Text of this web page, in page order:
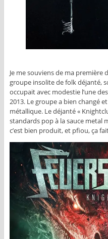
Je me souviens de ma première
groupe insolite de folk déjanté,
occupait avec modestie l’une
2013. Le groupe a bien changé
métallique. Le déjanté «
standards pop à la sauce metal
c’est bien produit, et pfiou, ça